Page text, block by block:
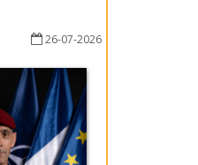
26-07-2026